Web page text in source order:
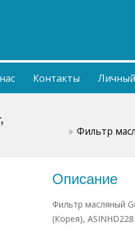
Контакты
Фильтр
Описание
Фильтр масляный
(Корея), ASINHD228